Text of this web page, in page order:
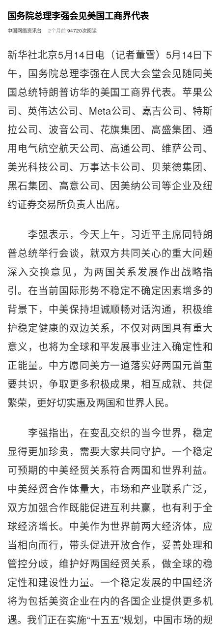
国务院总理李强会见美国工商界代表
中国网络资讯台 2个月前 94720次阅读
新华社北京5月14日电（记者董雪）5月14日下
午，国务院总理李强在人民大会堂会见随同美
国总统特朗普访华的美国工商界代表。苹果公
司、英伟达公司、Meta公司、嘉吉公司、特斯
拉公司、波音公司、花旗集团、高盛集团、通
用电气航空航天公司、高通公司、维萨公司、
美光科技公司、万事达卡公司、贝莱德集团、
黑石集团、高意公司、因美纳公司等企业及纽
约证券交易所负责人出席。
李强表示，今天上午，习近平主席同特朗
普总统举行会谈，就双方共同关心的重大问题
深入交换意见，为两国关系发展作出战略指
引。在当前国际形势不稳定不确定因素增多的
背景下，中美保持坦诚顺畅对话沟通，积极维
护稳定健康的双边关系，不仅对两国具有重大
意义，也将为全球和平发展事业注入确定性和
正能量。中方愿同美方一道落实好两国元首重
要共识，争取更多积极成果，相互成就、共促
繁荣，更好切实惠及两国和世界人民。
李强指出，在变乱交织的当今世界，稳定
显得更加珍贵，需要大家共同守护。一个稳定
可预期的中美经贸关系符合两国和世界利益。
中美经贸合作体量大，市场和产业联系广泛，
双方加强合作既能促进互利共赢，也有利于全
球经济增长。中美作为世界前两大经济体，应
当相向而行，带头促进开放合作，妥善处理和
管控分歧，维护好两国经贸关系，做全球的稳
定性和建设性力量。一个稳定发展的中国经济
将为包括美资企业在内的各国企业提供更多机
遇。我们正在实施“十五五”规划，中国市场的规